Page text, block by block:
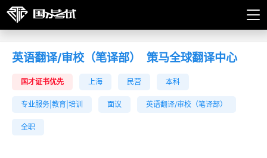
英语翻译/审校（笔译部） 策马全球翻译中心
国才证书优先 上海 民营 本科
专业服务|教育|培训 面议 英语翻译/审校（笔译部）
全职